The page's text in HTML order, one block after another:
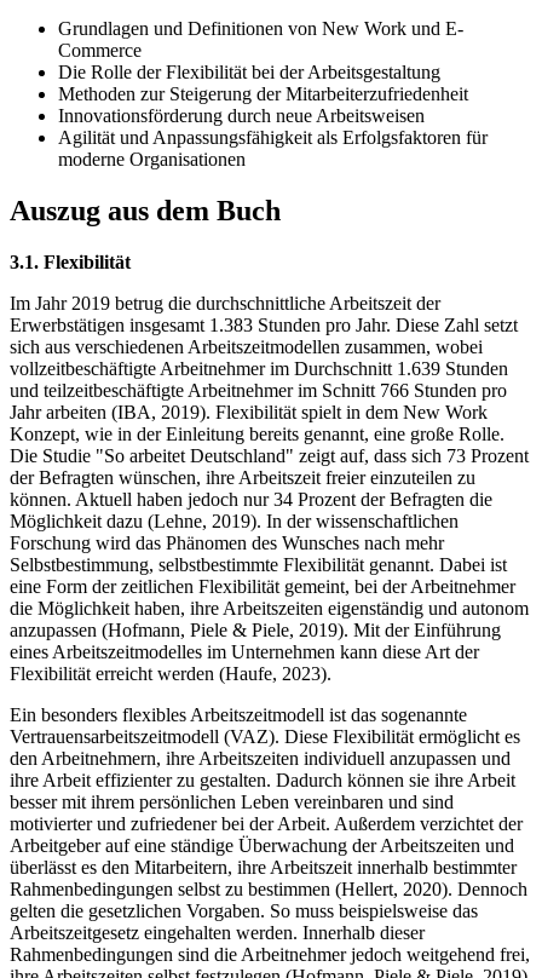
Grundlagen und Definitionen von New Work und E-
Commerce
Die Rolle der Flexibilität bei der Arbeitsgestaltung
Methoden zur Steigerung der Mitarbeiterzufriedenheit
Innovationsförderung durch neue Arbeitsweisen
Agilität und Anpassungsfähigkeit als Erfolgsfaktoren für
moderne Organisationen
Auszug aus dem Buch
3.1. Flexibilität
Im Jahr 2019 betrug die durchschnittliche Arbeitszeit der
Erwerbstätigen insgesamt 1.383 Stunden pro Jahr. Diese Zahl setzt
sich aus verschiedenen Arbeitszeitmodellen zusammen, wobei
vollzeitbeschäftigte Arbeitnehmer im Durchschnitt 1.639 Stunden
und teilzeitbeschäftigte Arbeitnehmer im Schnitt 766 Stunden pro
Jahr arbeiten (IBA, 2019). Flexibilität spielt in dem New Work
Konzept, wie in der Einleitung bereits genannt, eine große Rolle.
Die Studie "So arbeitet Deutschland" zeigt auf, dass sich 73 Prozent
der Befragten wünschen, ihre Arbeitszeit freier einzuteilen zu
können. Aktuell haben jedoch nur 34 Prozent der Befragten die
Möglichkeit dazu (Lehne, 2019). In der wissenschaftlichen
Forschung wird das Phänomen des Wunsches nach mehr
Selbstbestimmung, selbstbestimmte Flexibilität genannt. Dabei ist
eine Form der zeitlichen Flexibilität gemeint, bei der Arbeitnehmer
die Möglichkeit haben, ihre Arbeitszeiten eigenständig und autonom
anzupassen (Hofmann, Piele & Piele, 2019). Mit der Einführung
eines Arbeitszeitmodelles im Unternehmen kann diese Art der
Flexibilität erreicht werden (Haufe, 2023).
Ein besonders flexibles Arbeitszeitmodell ist das sogenannte
Vertrauensarbeitszeitmodell (VAZ). Diese Flexibilität ermöglicht es
den Arbeitnehmern, ihre Arbeitszeiten individuell anzupassen und
ihre Arbeit effizienter zu gestalten. Dadurch können sie ihre Arbeit
besser mit ihrem persönlichen Leben vereinbaren und sind
motivierter und zufriedener bei der Arbeit. Außerdem verzichtet der
Arbeitgeber auf eine ständige Überwachung der Arbeitszeiten und
überlässt es den Mitarbeitern, ihre Arbeitszeit innerhalb bestimmter
Rahmenbedingungen selbst zu bestimmen (Hellert, 2020). Dennoch
gelten die gesetzlichen Vorgaben. So muss beispielsweise das
Arbeitszeitgesetz eingehalten werden. Innerhalb dieser
Rahmenbedingungen sind die Arbeitnehmer jedoch weitgehend frei,